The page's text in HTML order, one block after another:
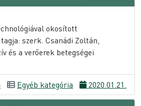
okosított
szerk. Csanádi Zoltán,
és a verőerek betegségei
Egyéb kategória 2020.01.21.